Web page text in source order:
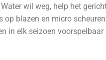
wil weg, help het
blazen en micro
in elk seizoen